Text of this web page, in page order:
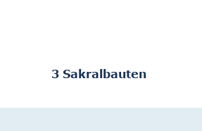
3 Sakralbauten